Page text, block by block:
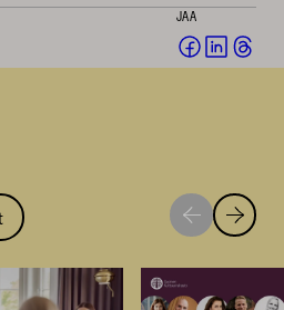
JAA
Jaa Jaa
Siirry
seuraavaan
Siirry